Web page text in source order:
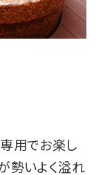
用でお楽し
勢いよく溢れ